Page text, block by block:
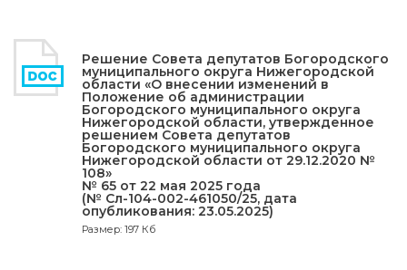
Решение Совета депутатов Богородского
муниципального округа Нижегородской
области «О внесении изменений в
Положение об администрации
Богородского муниципального округа
Нижегородской области, утвержденное
решением Совета депутатов
Богородского муниципального округа
Нижегородской области от 29.12.2020 №
108»
№ 65 от 22 мая 2025 года
(№ Сл-104-002-461050/25, дата
опубликования: 23.05.2025)
Размер: 197 Кб